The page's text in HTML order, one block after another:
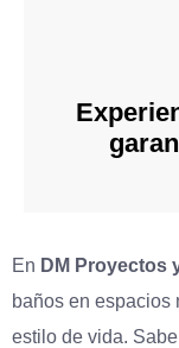
En DM Proyectos
baños en espacios
estilo de vida.